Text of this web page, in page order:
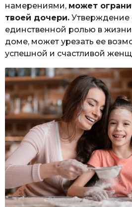
намерениями, может
твоей дочери. Утверждение
единственной ролью в
доме, может урезать ее
успешной и счастливой